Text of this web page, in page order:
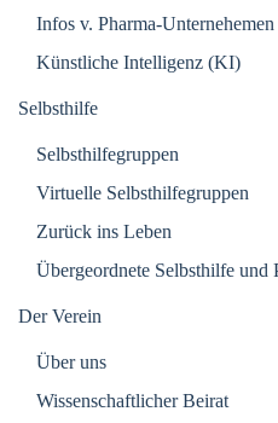
Infos v. Pharma-Unternehemen
Künstliche Intelligenz (KI)
Selbsthilfe
Selbsthilfegruppen
Virtuelle Selbsthilfegruppen
Zurück ins Leben
Übergeordnete Selbsthilfe und
Der Verein
Über uns
Wissenschaftlicher Beirat